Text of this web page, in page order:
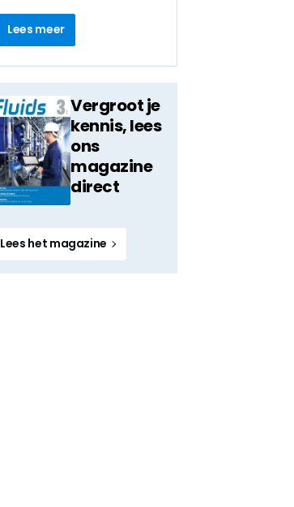
Lees meer
Vergroot je
kennis, lees
ons
magazine
direct
Lees het magazine